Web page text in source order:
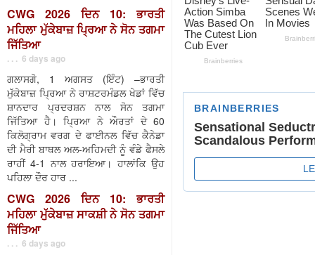
CWG 2026 ਦਿਨ 10: ਭਾਰਤੀ
ਮਹਿਲਾ ਮੁੱਕੇਬਾਜ਼ ਪ੍ਰਿਆ ਨੇ ਸੋਨ ਤਗਮਾ
ਜਿੱਤਿਆ
. . . 6 days ago
ਗਲਾਸਗੋ, 1 ਅਗਸਤ (ਇੰਟ) –ਭਾਰਤੀ
ਮੁੱਕੇਬਾਜ਼ ਪ੍ਰਿਆ ਨੇ ਰਾਸ਼ਟਰਮੰਡਲ ਖੇਡਾਂ ਵਿੱਚ
ਸ਼ਾਨਦਾਰ ਪ੍ਰਦਰਸ਼ਨ ਨਾਲ ਸੋਨ ਤਗਮਾ
ਜਿੱਤਿਆ ਹੈ। ਪ੍ਰਿਆ ਨੇ ਔਰਤਾਂ ਦੇ 60
ਕਿਲੋਗ੍ਰਾਮ ਵਰਗ ਦੇ ਫਾਈਨਲ ਵਿੱਚ ਕੈਨੇਡਾ
ਦੀ ਮੈਰੀ ਬਾਥਲ ਅਲ-ਅਹਿਮਦੀ ਨੂੰ ਵੰਡੇ ਫੈਸਲੇ
ਰਾਹੀਂ 4-1 ਨਾਲ ਹਰਾਇਆ। ਹਾਲਾਂਕਿ ਉਹ
ਪਹਿਲਾ ਦੌਰ ਹਾਰ ...
CWG 2026 ਦਿਨ 10: ਭਾਰਤੀ
ਮਹਿਲਾ ਮੁੱਕੇਬਾਜ਼ ਸਾਕਸ਼ੀ ਨੇ ਸੋਨ ਤਗਮਾ
ਜਿੱਤਿਆ
. . . 6 days ago